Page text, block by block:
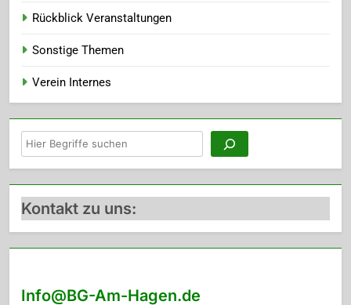
Rückblick Veranstaltungen
Sonstige Themen
Verein Internes
Suchen
Kontakt zu uns:
Info@BG-Am-Hagen.de